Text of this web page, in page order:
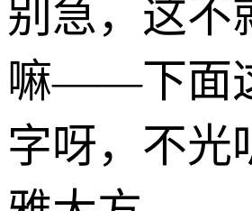
别急，这不
嘛——下面
字呀，不光